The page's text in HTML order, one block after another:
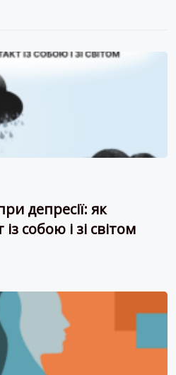
депресії: як
собою і зі світом